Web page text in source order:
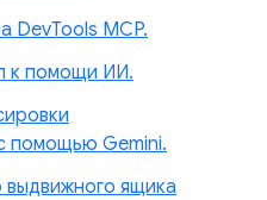
DevTools MCP.
к помощи ИИ.
помощью Gemini.
ящика